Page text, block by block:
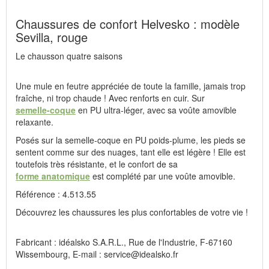
Chaussures de confort Helvesko : modèle
Sevilla, rouge
Le chausson quatre saisons
Une mule en feutre appréciée de toute la famille, jamais trop
fraîche, ni trop chaude ! Avec renforts en cuir. Sur
semelle-coque en PU ultra-léger, avec sa voûte amovible
relaxante.
Posés sur la semelle-coque en PU poids-plume, les pieds se
sentent comme sur des nuages, tant elle est légère ! Elle est
toutefois très résistante, et le confort de sa
forme anatomique est complété par une voûte amovible.
Référence : 4.513.55
Découvrez les chaussures les plus confortables de votre vie !
Fabricant : idéalsko S.A.R.L., Rue de l'Industrie, F-67160
Wissembourg, E-mail : service@idealsko.fr